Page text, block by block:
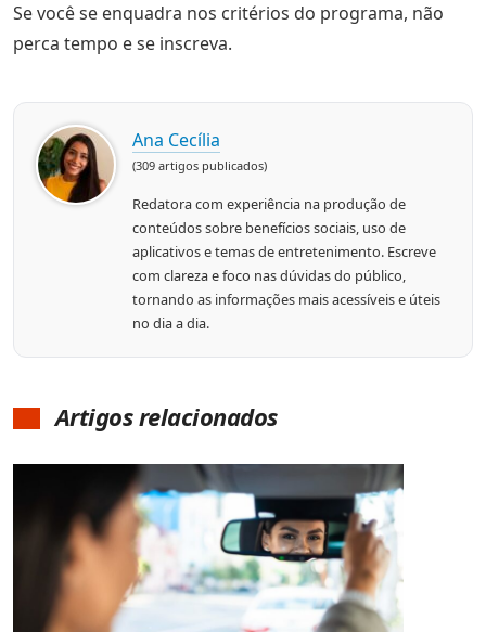
Se você se enquadra nos critérios do programa, não
perca tempo e se inscreva.
Ana Cecília
(309 artigos publicados)
Redatora com experiência na produção de
conteúdos sobre benefícios sociais, uso de
aplicativos e temas de entretenimento. Escreve
com clareza e foco nas dúvidas do público,
tornando as informações mais acessíveis e úteis
no dia a dia.
Artigos relacionados